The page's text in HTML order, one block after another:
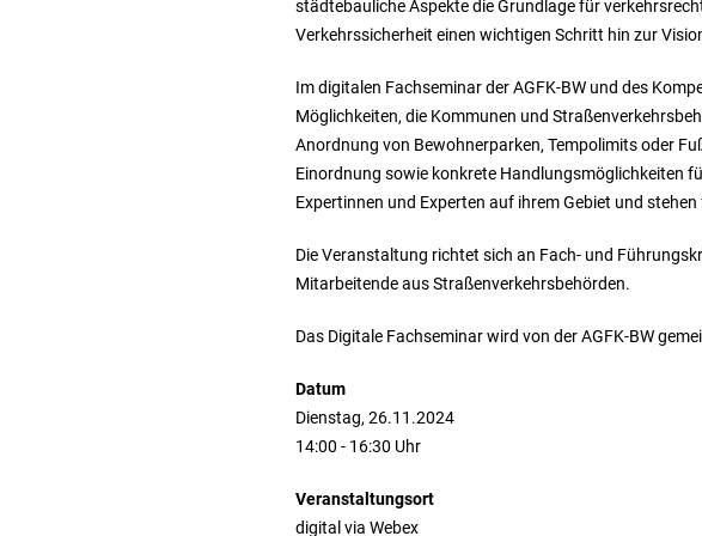
städtebauliche Aspekte die Grundlage für
Verkehrssicherheit einen wichtigen Schritt hin zur
Im digitalen Fachseminar der AGFK-BW und des
Möglichkeiten, die Kommunen und
Anordnung von Bewohnerparken, Tempolimits oder
Einordnung sowie konkrete Handlungsmöglichkeiten
Expertinnen und Experten auf ihrem Gebiet und
Die Veranstaltung richtet sich an Fach- und
Mitarbeitende aus Straßenverkehrsbehörden.
Das Digitale Fachseminar wird von der AGFK-BW
Datum
Dienstag, 26.11.2024
14:00 - 16:30 Uhr
Veranstaltungsort
digital via Webex